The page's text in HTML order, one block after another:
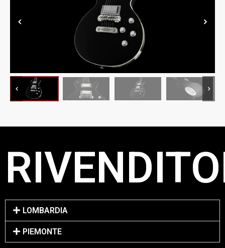
LOMBARDIA
PIEMONTE